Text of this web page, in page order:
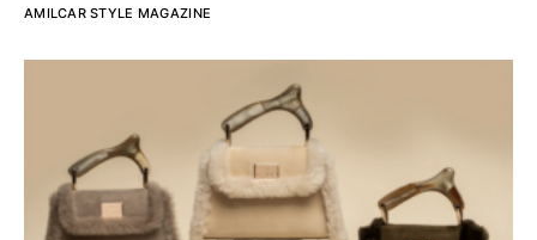
AMILCAR STYLE MAGAZINE